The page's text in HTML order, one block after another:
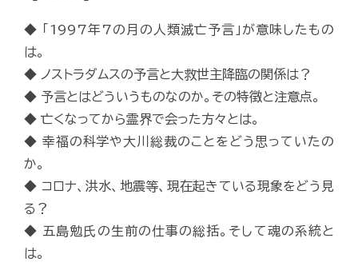
◆ 「1997年7の月の人類滅亡予言」が意味したもの
は。
◆ ノストラダムスの予言と大救世主降臨の関係は？
◆ 予言とはどういうものなのか。その特徴と注意点。
◆ 亡くなってから霊界で会った方々とは。
◆ 幸福の科学や大川総裁のことをどう思っていたの
か。
◆ コロナ、洪水、地震等、現在起きている現象をどう見
る？
◆ 五島勉氏の生前の仕事の総括。そして魂の系統と
は。